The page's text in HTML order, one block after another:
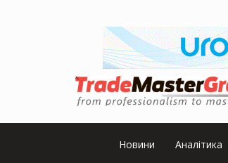
Новини Аналітика